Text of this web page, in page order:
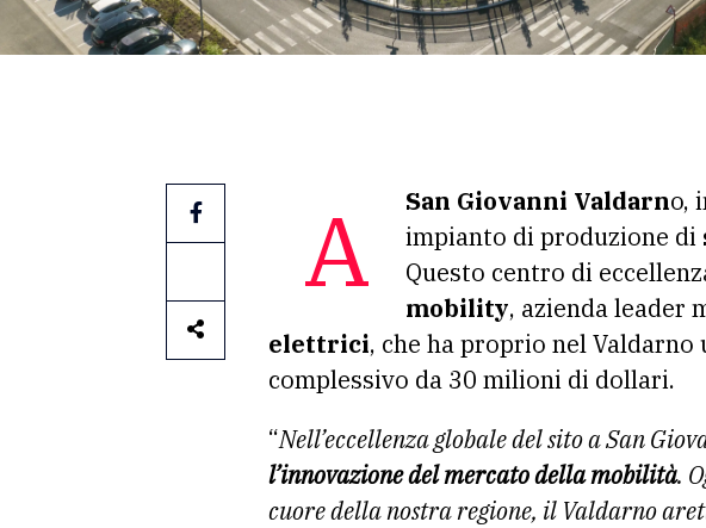
A San Giovanni Valdarno,
impianto di produzione di
Questo centro di
mobility, azienda leader
elettrici, che ha proprio nel
complessivo da 30 milioni di dollari.
“Nell’eccellenza globale del sito a San
l’innovazione del mercato della mobilità.
cuore della nostra regione, il Valdarno